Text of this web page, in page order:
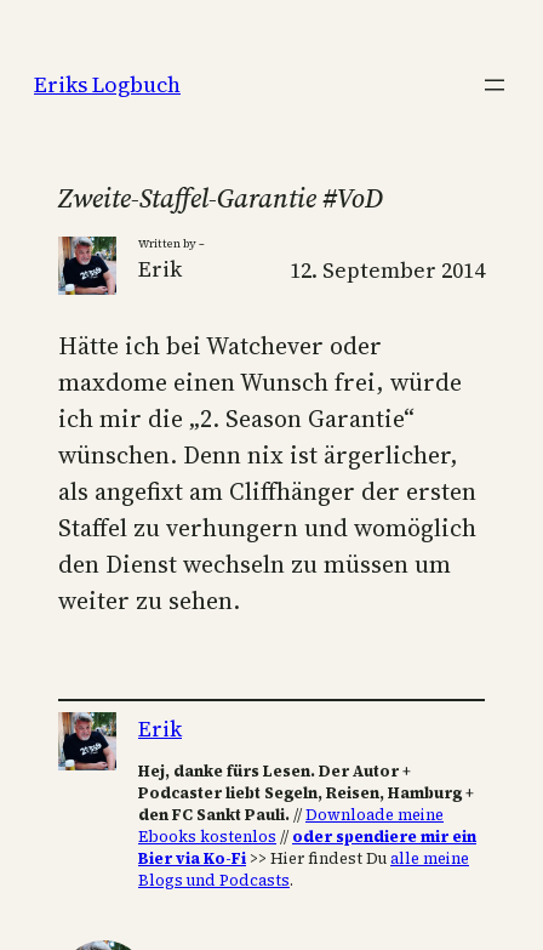
springen
Eriks Logbuch
Zweite-Staffel-Garantie #VoD
Written by –
Erik 12. September 2014
Hätte ich bei Watchever oder
maxdome einen Wunsch frei, würde
ich mir die „2. Season Garantie“
wünschen. Denn nix ist ärgerlicher,
als angefixt am Cliffhänger der ersten
Staffel zu verhungern und womöglich
den Dienst wechseln zu müssen um
weiter zu sehen.
Erik
Hej, danke fürs Lesen. Der Autor +
Podcaster liebt Segeln, Reisen, Hamburg +
den FC Sankt Pauli.//Downloade meine
Ebooks kostenlos //oder spendiere mir ein
Bier via Ko-Fi >> Hier findest Dualle meine
Blogs und Podcasts.